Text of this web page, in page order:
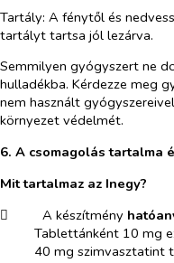
Tartály: A fénytől és
tartályt tartsa jól lezárva.
Semmilyen gyógyszert ne
hulladékba. Kérdezze meg
nem használt
környezet védelmét.
6. A csomagolás tartalma
Mit tartalmaz az Inegy?
​
A készítmény
Tablettánként 10 mg
40 mg szimvasztatint